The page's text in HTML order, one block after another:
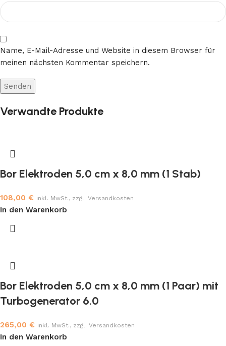
Name, E-Mail-Adresse und Website in diesem Browser für
meinen nächsten Kommentar speichern.
Verwandte Produkte
Bor Elektroden 5,0 cm x 8,0 mm (1 Stab)
108,00 € inkl. MwSt., zzgl. Versandkosten
In den Warenkorb
Bor Elektroden 5,0 cm x 8,0 mm (1 Paar) mit
Turbogenerator 6.0
265,00 € inkl. MwSt., zzgl. Versandkosten
In den Warenkorb